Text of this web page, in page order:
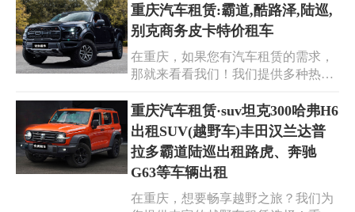
择，满足不同需求。无论你是追求舒
适的 SUV，还是向往自由的越野车，
价格。专业的租车服务，确保你的旅
途安全无忧。快来查看重庆至拉萨租
吧。
重庆汽车租赁:霸道,酷路泽,陆巡,
别克商务皮卡特价租车
在重庆，如果您有汽车租赁的需求，
那就来看看我们！我们提供多种热门
别克商务皮卡等。这些车辆性能卓
越，品质可靠，无论是商务出行还是
休闲旅游，都能满足您的不同需求。
而且现在特价租车，价格实惠，让您
用更低的成本享受高端的出行体验。
选择重庆汽车租赁，您将获得专业贴
重庆汽车租赁·suv坦克300哈弗H6
出租SUV(越野车)丰田汉兰达普
拉多霸道陆巡出租路虎、奔驰
G63等车辆出租
在重庆，想要畅享越野之旅？我们为